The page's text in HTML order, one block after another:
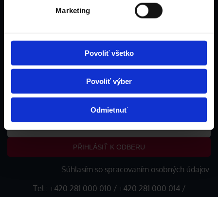
Marketing
Povoliť všetko
Povoliť výber
Odmietnuť
Ak chcete mesačne zasielať naše akciové ponuky, zadajte
tu váš e-mail
PŘIHLÁSIŤ K ODBERU
Súhlasím so spracovaním osobných údajov.
Tel.: +420 281 000 010 / +420 281 000 014/